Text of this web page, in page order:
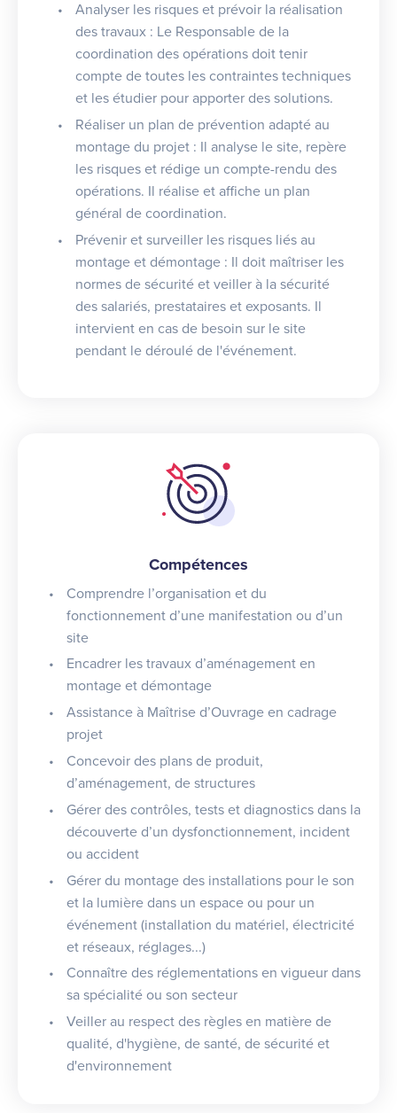
Analyser les risques et prévoir la réalisation
des travaux : Le Responsable de la
coordination des opérations doit tenir
compte de toutes les contraintes techniques
et les étudier pour apporter des solutions.
Réaliser un plan de prévention adapté au
montage du projet : Il analyse le site, repère
les risques et rédige un compte-rendu des
opérations. Il réalise et affiche un plan
général de coordination.
Prévenir et surveiller les risques liés au
montage et démontage : Il doit maîtriser les
normes de sécurité et veiller à la sécurité
des salariés, prestataires et exposants. Il
intervient en cas de besoin sur le site
pendant le déroulé de l'événement.
Compétences
Comprendre l’organisation et du
fonctionnement d’une manifestation ou d’un
site
Encadrer les travaux d’aménagement en
montage et démontage
Assistance à Maîtrise d’Ouvrage en cadrage
projet
Concevoir des plans de produit,
d’aménagement, de structures
Gérer des contrôles, tests et diagnostics dans la
découverte d’un dysfonctionnement, incident
ou accident
Gérer du montage des installations pour le son
et la lumière dans un espace ou pour un
événement (installation du matériel, électricité
et réseaux, réglages...)
Connaître des réglementations en vigueur dans
sa spécialité ou son secteur
Veiller au respect des règles en matière de
qualité, d'hygiène, de santé, de sécurité et
d'environnement